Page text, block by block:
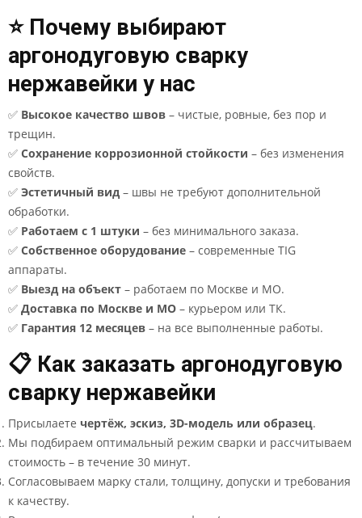
⭐ Почему выбирают
аргонодуговую сварку
нержавейки у нас
✅ Высокое качество швов – чистые, ровные, без пор и
трещин.
✅ Сохранение коррозионной стойкости – без изменения
свойств.
✅ Эстетичный вид – швы не требуют дополнительной
обработки.
✅ Работаем с 1 штуки – без минимального заказа.
✅ Собственное оборудование – современные TIG
аппараты.
✅ Выезд на объект – работаем по Москве и МО.
✅ Доставка по Москве и МО – курьером или ТК.
✅ Гарантия 12 месяцев – на все выполненные работы.
📋 Как заказать аргонодуговую
сварку нержавейки
Присылаете чертёж, эскиз, 3D-модель или образец.
Мы подбираем оптимальный режим сварки и рассчитываем
стоимость – в течение 30 минут.
Согласовываем марку стали, толщину, допуски и требования
к качеству.